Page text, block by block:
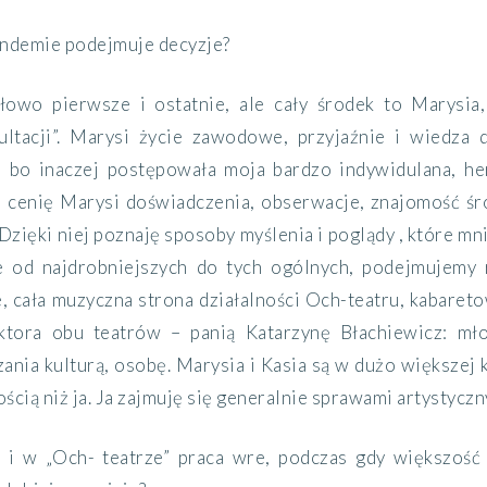
podejmuje decyzje?
pierwsze i ostatnie, ale cały środek to
Marysi życie zawodowe, przyjaźnie i
inaczej postępowała moja bardzo indywidulana,
cenię Marysi doświadczenia, obserwacje, znajomość
niej poznaję sposoby myślenia i poglądy , które
od najdrobniejszych do tych ogólnych,
cała muzyczna strona działalności Och-teatru,
obu teatrów – panią Katarzynę Błachiewicz:
kulturą, osobę. Marysia i Kasia są w dużo większej
niż ja. Ja zajmuję się generalnie sprawami
w „Och- teatrze” praca wre, podczas gdy